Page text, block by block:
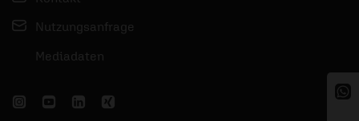
Nutzungsanfrage
Mediadaten